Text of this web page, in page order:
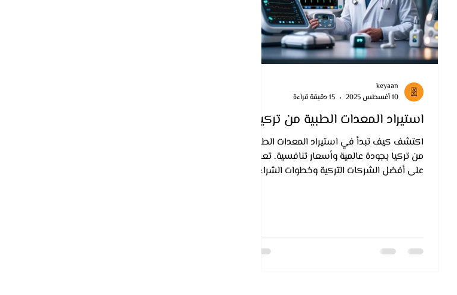
استيراد المعدات الطبية من تركيا
اكتشف كيف تبدأ في استيراد المعدات الطبية
من تركيا بجودة عالمية وأسعار تنافسية. تعرف
على أفضل الشركات التركية وخطوات الشراء
keyaan
10 أغسطس 2025
15 دقيقة قراءة